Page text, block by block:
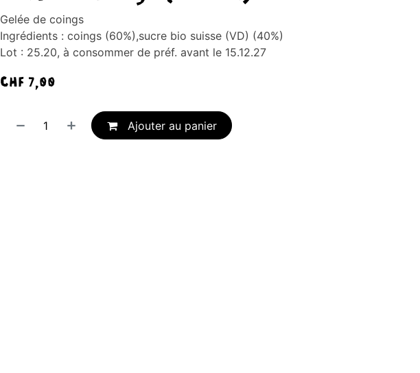
Gelée de coings
Ingrédients : coings (60%),sucre bio suisse (VD) (40%)
Lot : 25.20, à consommer de préf. avant le 15.12.27
CHF 7,00
Ajouter au panier